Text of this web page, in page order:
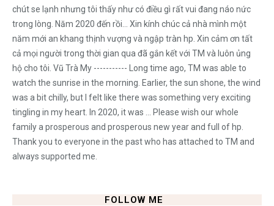
chút se lạnh nhưng tôi thấy như có điều gì rất vui đang náo nức
trong lòng. Năm 2020 đến rồi... Xin kính chúc cả nhà mình một
năm mới an khang thịnh vượng và ngập tràn hp. Xin cảm ơn tất
cả mọi người trong thời gian qua đã gắn kết với TM và luôn ủng
hộ cho tôi. Vũ Trà My ----------- Long time ago, TM was able to
watch the sunrise in the morning. Earlier, the sun shone, the wind
was a bit chilly, but I felt like there was something very exciting
tingling in my heart. In 2020, it was ... Please wish our whole
family a prosperous and prosperous new year and full of hp.
Thank you to everyone in the past who has attached to TM and
always supported me.
FOLLOW ME